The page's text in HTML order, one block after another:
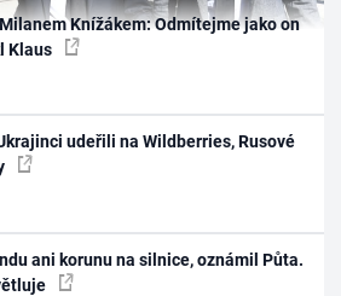
Knížákem: Odmítejme jako on
Klaus
udeřili na Wildberries, Rusové
ani korunu na silnice, oznámil Půta.